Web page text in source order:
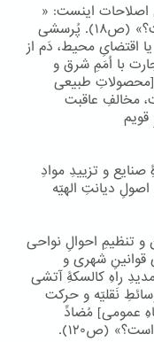
اصلاحات اینست: «
آیا ترویجِ صنایعِ کامله از امورِ مُضرّه است؟» (ص۱۸). پُرسشی
یا اقتضایِ محیط، دَم از
با اُمَمِ شرق و
[محصولاتِ طبیعی
مخالفِ عاقبت
و تزییدِ موادِ
دیانتِ الهیّه
تنظیمِ احوالِ نواحی
قوانینِ شهری و
راهِ کالسکۀِ آتشی
نَقلیّه و حرکت
عمومی] مُضادِّ
(ص۱۲۰).